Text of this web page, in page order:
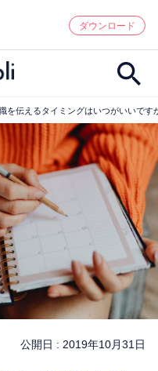
検索
キャンペーン
時期
思い 結婚
ダウンロード
を伝えるタイミングはいつがいいで
公開日 : 2019年10月31日